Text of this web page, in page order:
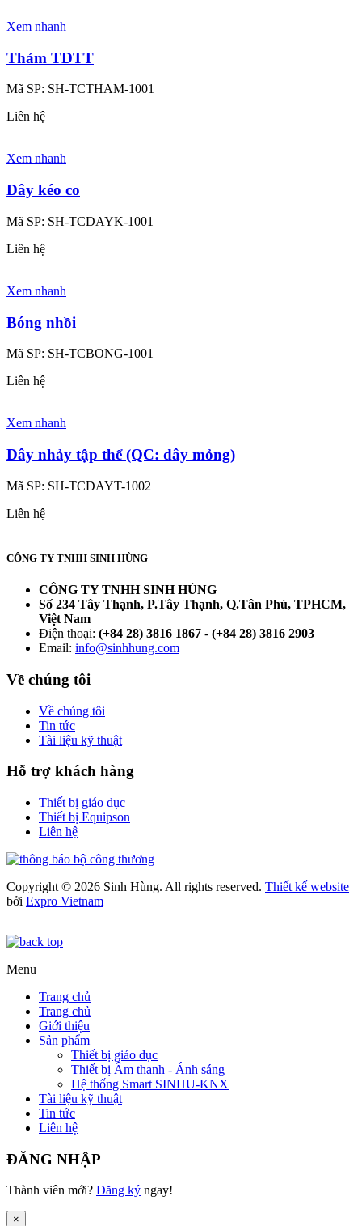
Xem nhanh
Thảm TDTT
Mã SP: SH-TCTHAM-1001
Liên hệ
Xem nhanh
Dây kéo co
Mã SP: SH-TCDAYK-1001
Liên hệ
Xem nhanh
Bóng nhồi
Mã SP: SH-TCBONG-1001
Liên hệ
Xem nhanh
Dây nhảy tập thể (QC: dây mỏng)
Mã SP: SH-TCDAYT-1002
Liên hệ
CÔNG TY TNHH SINH HÙNG
CÔNG TY TNHH SINH HÙNG
Số 234 Tây Thạnh, P.Tây Thạnh, Q.Tân Phú, TPHCM,
Việt Nam
Điện thoại: (+84 28) 3816 1867 - (+84 28) 3816 2903
Email: info@sinhhung.com
Về chúng tôi
Về chúng tôi
Tin tức
Tài liệu kỹ thuật
Hỗ trợ khách hàng
Thiết bị giáo dục
Thiết bị Equipson
Liên hệ
Copyright © 2026 Sinh Hùng. All rights reserved. Thiết kế website
bởi Expro Vietnam
Menu
Trang chủ
Trang chủ
Giới thiệu
Sản phẩm
Thiết bị giáo dục
Thiết bị Âm thanh - Ánh sáng
Hệ thống Smart SINHU-KNX
Tài liệu kỹ thuật
Tin tức
Liên hệ
ĐĂNG NHẬP
Thành viên mới? Đăng ký ngay!
×